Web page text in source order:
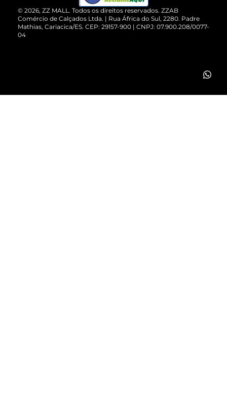
Cartão Presente
Vendas Corporativas
© 2026, ZZ MALL. Todos os direitos reservados. ZZAB
Comércio de Calçados Ltda. | Rua África do Sul, 2280. Padre
Mathias, Cariacica/ES. CEP: 29157-900 | CNPJ: 07.900.208/0077-
04